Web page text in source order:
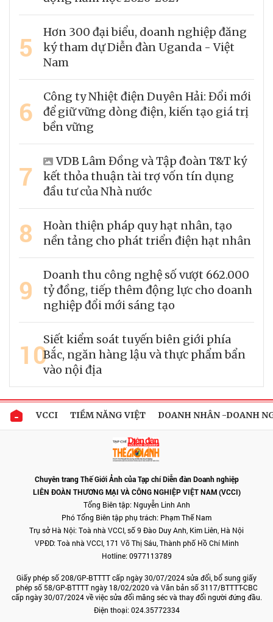
5
Hơn 300 đại biểu, doanh nghiệp đăng
ký tham dự Diễn đàn Uganda - Việt
Nam
6
Công ty Nhiệt điện Duyên Hải: Đổi mới
để giữ vững dòng điện, kiến tạo giá trị
bền vững
7
VDB Lâm Đồng và Tập đoàn T&T ký
kết thỏa thuận tài trợ vốn tín dụng
đầu tư của Nhà nước
8
Hoàn thiện pháp quy hạt nhân, tạo
nền tảng cho phát triển điện hạt nhân
9
Doanh thu công nghệ số vượt 662.000
tỷ đồng, tiếp thêm động lực cho doanh
nghiệp đổi mới sáng tạo
10Siết kiểm soát tuyến biên giới phía
Bắc, ngăn hàng lậu và thực phẩm bẩn
vào nội địa
VCCI TIỀM NĂNG VIỆT DOANH NHÂN -DOANH
Chuyên trang Thế Giới Ảnh của Tạp chí Diễn đàn Doanh nghiệp
LIÊN ĐOÀN THƯƠNG MẠI VÀ CÔNG NGHIỆP VIỆT NAM (VCCI)
Tổng Biên tập: Nguyễn Linh Anh
Phó Tổng Biên tập phụ trách: Phạm Thế Nam
Trụ sở Hà Nội: Toà nhà VCCI, số 9 Đào Duy Anh, Kim Liên, Hà Nội
VPĐD: Toà nhà VCCI, 171 Võ Thị Sáu, Thành phố Hồ Chí Minh
Hotline: 0977113789
Giấy phép số 208/GP-BTTTT cấp ngày 30/07/2024 sửa đổi, bổ sung giấy
phép số 58/GP-BTTTT ngày 18/02/2020 và Văn bản số 3117/BTTTT-CBC
cấp ngày 30/07/2024 về việc sửa đổi măng séc và thay đổi người đứng đầu.
Điện thoại: 024.35772334